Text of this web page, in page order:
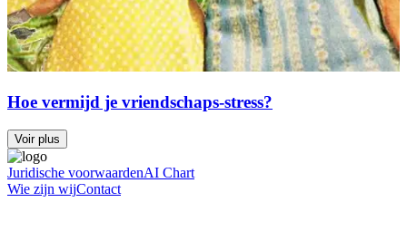
Hoe vermijd je vriendschaps-stress?
Voir plus
Juridische voorwaardenAI Chart
Wie zijn wijContact